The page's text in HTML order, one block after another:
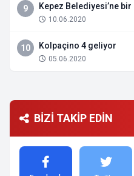
9 Kepez Belediyesi’ne
10.06.2020
10 Kolpaçino 4 geliyor
05.06.2020
BİZİ TAKİP EDİN